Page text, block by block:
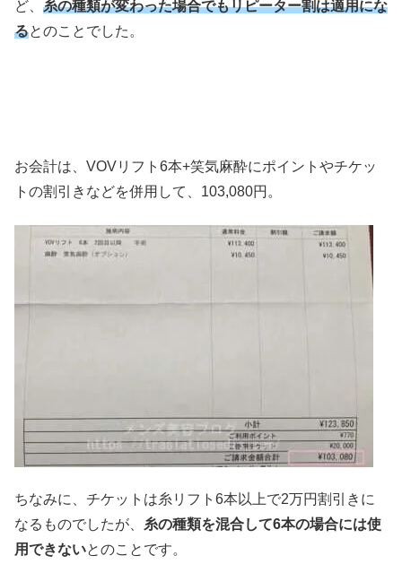
ど、 糸の種類が変わった場合でもリピーター割は適用にな
るとのことでした。
お会計は、VOVリフト6本+笑気麻酔にポイントやチケッ
トの割引きなどを併用して、103,080円。
ちなみに、チケットは糸リフト6本以上で2万円割引きに
なるものでしたが、
糸の種類を混合して6本の場合には使
用できないとのことです。